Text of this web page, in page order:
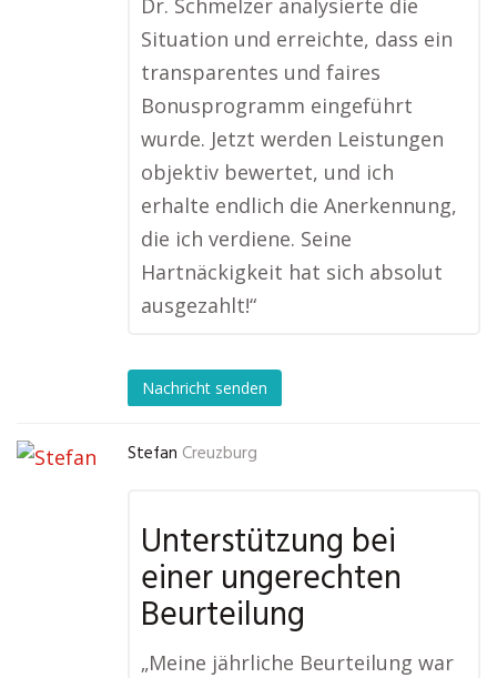
Dr. Schmelzer analysierte die
Situation und erreichte, dass ein
transparentes und faires
Bonusprogramm eingeführt
wurde. Jetzt werden Leistungen
objektiv bewertet, und ich
erhalte endlich die Anerkennung,
die ich verdiene. Seine
Hartnäckigkeit hat sich absolut
ausgezahlt!“
Nachricht senden
Stefan Creuzburg
Unterstützung bei
einer ungerechten
Beurteilung
„Meine jährliche Beurteilung war